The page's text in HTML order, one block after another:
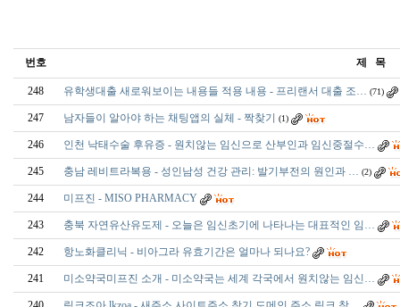
번호 제 목
248 유학생대출 새로워보이는 내용들 적용 내용 - 프리랜서 대출 조… (71)
247 남자들이 알아야 하는 채팅앱의 실체 - 짝찾기 (1)
246 인천 낙태수술 후유증 - 원치않는 임신으로 산부인과 임신중절수…
245 충남 레­비트라복용 - 성인남성 건강 관리: 발기부전의 원인과 … (2)
244 미프진 - MISO PHARMACY
243 충북 자연유산유도제 - 오늘은 임신초기에 나타나는 대표적인 임…
242 항노화클리닉 - 비아그라 유효기간은 얼마나 되나요?
241 미소약국미프진 소개 - 미소약국는 세계 각국에서 원치않는 임신…